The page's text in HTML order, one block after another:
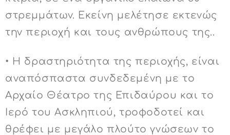
στρεμμάτων. Εκείνη μελέτησε εκτενώς
την περιοχή και τους ανθρώπους της..
• Η δραστηριότητα της περιοχής, είναι
αναπόσπαστα συνδεδεμένη με το
Αρχαίο Θέατρο της Επιδαύρου και το
Ιερό του Ασκληπιού, τροφοδοτεί και
θρέφει με μεγάλο πλούτο γνώσεων το